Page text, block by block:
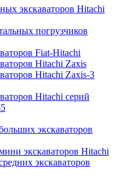
экскаваторов Hitachi
погрузчиков
Fiat-Hitachi
Hitachi Zaxis
Hitachi Zaxis-3
Hitachi серий
экскаваторов
экскаваторов Hitachi
экскаваторов